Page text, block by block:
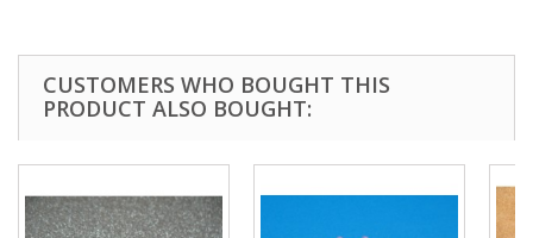
CUSTOMERS WHO BOUGHT THIS
PRODUCT ALSO BOUGHT: